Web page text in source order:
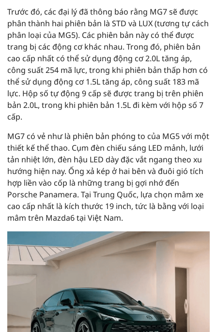
Trước đó, các đại lý đã thông báo rằng MG7 sẽ được
phân thành hai phiên bản là STD và LUX (tương tự cách
phân loại của MG5). Các phiên bản này có thể được
trang bị các động cơ khác nhau. Trong đó, phiên bản
cao cấp nhất có thể sử dụng động cơ 2.0L tăng áp,
công suất 254 mã lực, trong khi phiên bản thấp hơn có
thể sử dụng động cơ 1.5L tăng áp, công suất 183 mã
lực. Hộp số tự động 9 cấp sẽ được trang bị trên phiên
bản 2.0L, trong khi phiên bản 1.5L đi kèm với hộp số 7
cấp.
MG7 có vẻ như là phiên bản phóng to của MG5 với một
thiết kế thể thao. Cụm đèn chiếu sáng LED mảnh, lưới
tản nhiệt lớn, đèn hậu LED dày đặc vắt ngang theo xu
hướng hiện nay. Ống xả kép ở hai bên và đuôi gió tích
hợp liền vào cốp là những trang bị gợi nhớ đến
Porsche Panamera. Tại Trung Quốc, lựa chọn mâm xe
cao cấp nhất là kích thước 19 inch, tức là bằng với loại
mâm trên Mazda6 tại Việt Nam.